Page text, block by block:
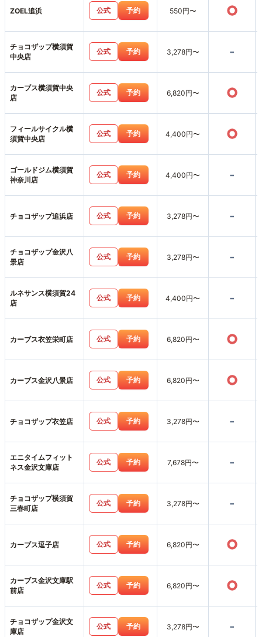
ZOEL追浜 公式 予約 550円〜 ○
チョコザップ横須賀
中央店
公式 予約 3,278円〜 -
カーブス横須賀中央
店
公式 予約 6,820円〜 ○
フィールサイクル横
須賀中央店
公式 予約 4,400円〜 ○
ゴールドジム横須賀
神奈川店
公式 予約 4,400円〜 -
チョコザップ追浜店 公式 予約 3,278円〜 -
チョコザップ金沢八
景店
公式 予約 3,278円〜 -
ルネサンス横須賀24
店
公式 予約 4,400円〜 -
カーブス衣笠栄町店 公式 予約 6,820円〜 ○
カーブス金沢八景店 公式 予約 6,820円〜 ○
チョコザップ衣笠店 公式 予約 3,278円〜 -
エニタイムフィット
ネス金沢文庫店
公式 予約 7,678円〜 -
チョコザップ横須賀
三春町店
公式 予約 3,278円〜 -
カーブス逗子店 公式 予約 6,820円〜 ○
カーブス金沢文庫駅
前店
公式 予約 6,820円〜 ○
チョコザップ金沢文
庫店
公式 予約 3,278円〜 -